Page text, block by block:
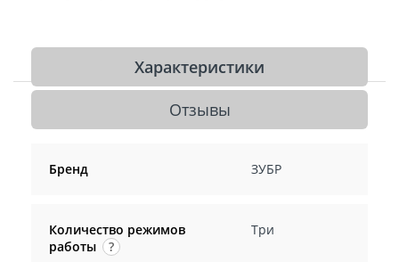
Характеристики
Отзывы
Бренд ЗУБР
Количество режимов
работы
?
Три